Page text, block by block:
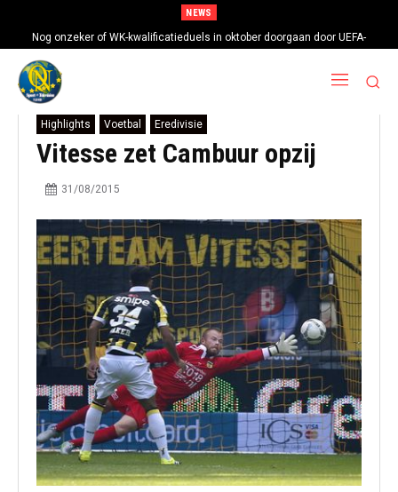
NEWS
Nog onzeker of WK-kwalificatieduels in oktober doorgaan door UEFA-
boycot
Highlights Voetbal Eredivisie
Vitesse zet Cambuur opzij
31/08/2015